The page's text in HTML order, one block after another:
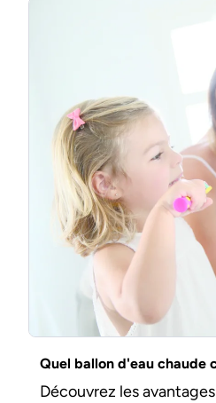
Quel ballon d'eau chaude
Découvrez les